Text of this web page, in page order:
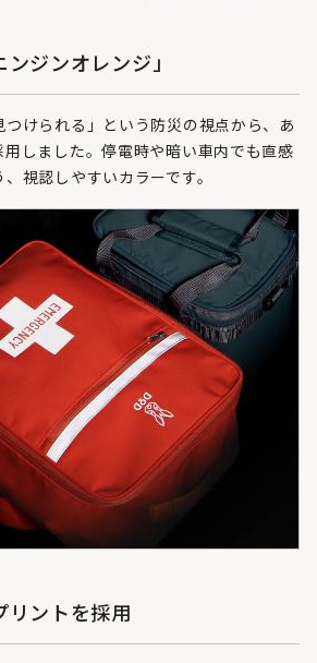
ジンオレンジ」
つけられる」という防災の視点から、あ
用しました。停電時や暗い車内でも直感
視認しやすいカラーです。
リントを採用